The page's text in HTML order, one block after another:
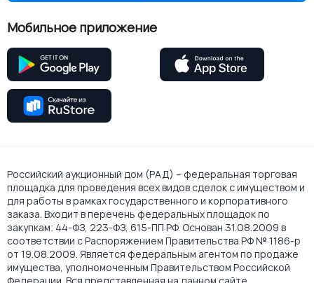
Мобильное приложение
Российский аукционный дом (РАД) – федеральная торговая
площадка для проведения всех видов сделок с имуществом и
для работы в рамках государственного и корпоративного
заказа. Входит в перечень федеральных площадок по
закупкам: 44-ФЗ, 223-ФЗ, 615-ПП РФ. Основан 31.08.2009 в
соответствии с Распоряжением Правительства РФ № 1186-р
от 19.08.2009. Является федеральным агентом по продаже
имущества, уполномоченным Правительством Российской